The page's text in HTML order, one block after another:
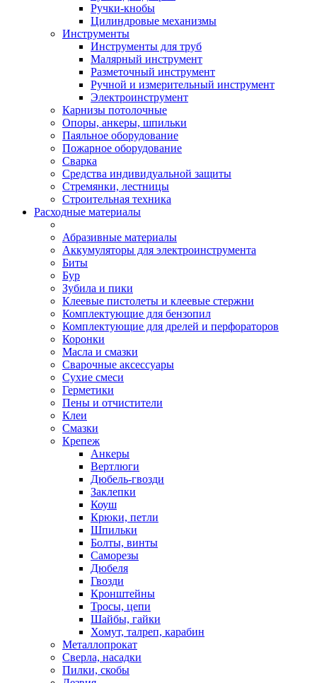
Ручки-кнобы
Цилиндровые механизмы
Инструменты
Инструменты для труб
Малярный инструмент
Разметочный инструмент
Ручной и измерительный инструмент
Электроинструмент
Карнизы потолочные
Опоры, анкеры, шпильки
Паяльное оборудование
Пожарное оборудование
Сварка
Средства индивидуальной защиты
Стремянки, лестницы
Строительная техника
Расходные материалы
Абразивные материалы
Аккумуляторы для электроинструмента
Биты
Бур
Зубила и пики
Клеевые пистолеты и клеевые стержни
Комплектующие для бензопил
Комплектующие для дрелей и перфораторов
Коронки
Масла и смазки
Сварочные аксессуары
Сухие смеси
Герметики
Пены и отчистители
Клеи
Смазки
Крепеж
Анкеры
Вертлюги
Дюбель-гвозди
Заклепки
Коуш
Крюки, петли
Шпильки
Болты, винты
Саморезы
Дюбеля
Гвозди
Кронштейны
Тросы, цепи
Шайбы, гайки
Хомут, талреп, карабин
Металлопрокат
Сверла, насадки
Пилки, скобы